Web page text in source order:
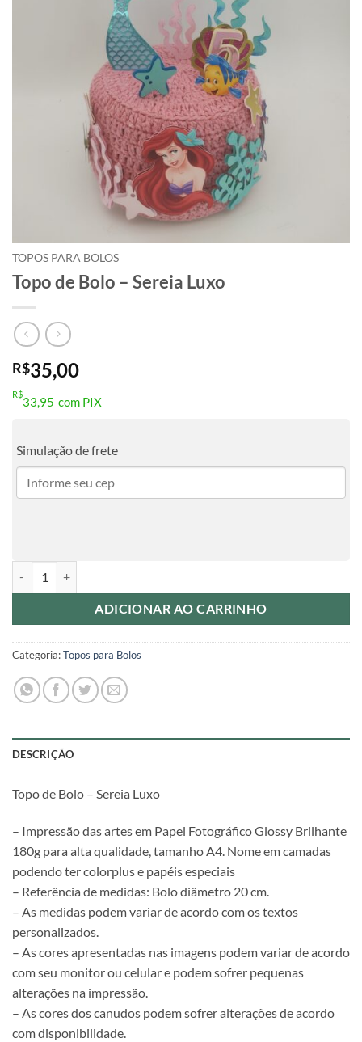
TOPOS PARA BOLOS
Topo de Bolo – Sereia Luxo
R$35,00
R$
33,95 com PIX
Simulação de frete
ADICIONAR AO CARRINHO
Categoria:Topos para Bolos
DESCRIÇÃO
Topo de Bolo – Sereia Luxo
– Impressão das artes em Papel Fotográfico Glossy Brilhante
180g para alta qualidade, tamanho A4. Nome em camadas
podendo ter colorplus e papéis especiais
– Referência de medidas: Bolo diâmetro 20 cm.
– As medidas podem variar de acordo com os textos
personalizados.
– As cores apresentadas nas imagens podem variar de acordo
com seu monitor ou celular e podem sofrer pequenas
alterações na impressão.
– As cores dos canudos podem sofrer alterações de acordo
com disponibilidade.